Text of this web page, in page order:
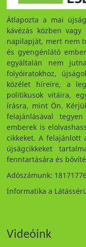
Átlapozta a mai
kávézás közben
napilapját, mert nem
és gyengénlátó
egyáltalán nem
folyóiratokhoz,
közélet híreire, a
politikusok vitáira,
írásra, mint Ön.
felajánlásával
emberek is
cikkeket. A felajánlott
újságcikkeket
fenntartására és
Adószámunk:
Informatika a
Videóink